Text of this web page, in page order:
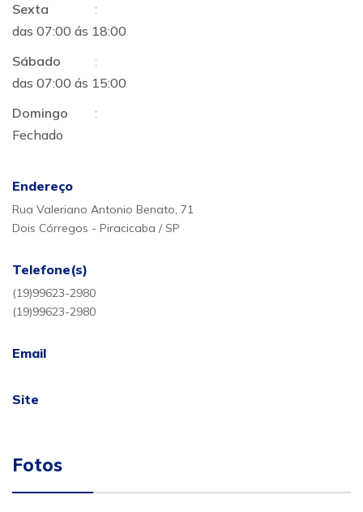
Sexta
:
das 07:00 ás 18:00
Sábado
:
das 07:00 ás 15:00
Domingo
:
Fechado
Endereço
Rua Valeriano Antonio Benato, 71
Dois Córregos - Piracicaba / SP
Telefone(s)
(19)99623-2980
(19)99623-2980
Email
Site
Fotos